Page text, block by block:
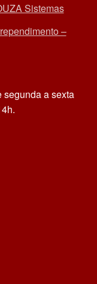
Sistemas
–
segunda a sexta